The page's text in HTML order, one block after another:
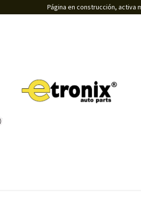
Página en construcción, activa